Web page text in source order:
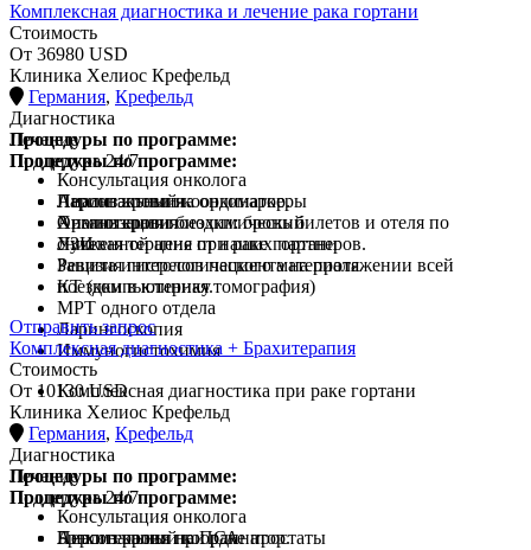
Комплексная диагностика и лечение рака гортани
Стоимость
От 36980 USD
Клиника Хелиос Крефельд
Германия, Крефельд
Диагностика
Процедуры по программе:
Консультация онколога
Анализ крови на онкомаркеры
Анализ крови биохимический
УЗИ
Ревизия гистологического материала
КТ (компьютерная томография)
МРТ одного отдела
Ларингоскопия
Иммуногистохимия
Комплексная диагностика при раке гортани
Лечение
Процедуры по программе:
Ларингэктомия
Химиотерапия
Лучевая терапия при раке гортани
Поддержка 24/7
Персональный координатор.
Организация поездки: бронь билетов и отеля по
сниженной цене от наших партнеров.
Защита интересов пациента на протяжении всей
поездки в клинику.
Отправить запрос
Комплексная диагностика + Брахитерапия
Стоимость
От 10130 USD
Клиника Хелиос Крефельд
Германия, Крефельд
Диагностика
Процедуры по программе:
Консультация онколога
Анализ крови на ПСА
Лечение
Процедуры по программе:
Брахитерапия при раке простаты
Поддержка 24/7
Персональный координатор.